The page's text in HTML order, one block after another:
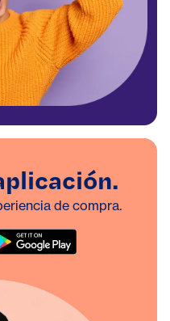
de compra.